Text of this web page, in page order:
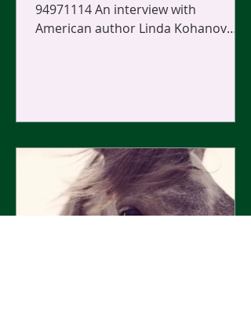
94971114 An interview with
American author Linda Kohanov